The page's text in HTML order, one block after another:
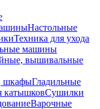
Настольные
Техника для ухода
машины
вышивальные
шкафыГладильные
катышковСушилки
Варочные